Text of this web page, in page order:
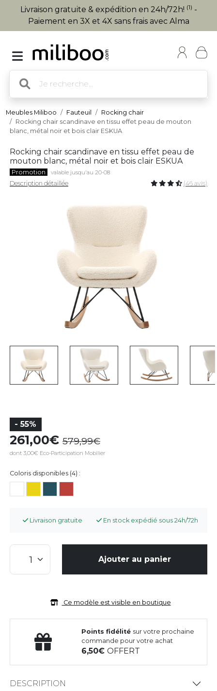
Livraison gratuite & expédition en 24h/72h! (1) -
Paiement en 3X et 4X sans frais avec Alma
Meubles Miliboo Fauteuil
Rocking chair
Rocking chair scandinave en tissu effet peau de mouton
blanc, métal noir et bois clair ESKUA
Rocking chair scandinave en tissu effet peau de
mouton blanc, métal noir et bois clair ESKUA
Promotion valable jusqu'au 20-08
Description détaillée (46 avis)
- 55%
261,00 579,99
dont 3,00€ Eco-Participation Mobilier
Coloris disponibles (4) :
Livraison gratuite En stock expédié sous 24h/72h
Ajouter au panier
Ce modèle est visible en boutique
Points fidélité sur votre prochaine
commande pour votre achat
6,50OFFERT
DESCRIPTION